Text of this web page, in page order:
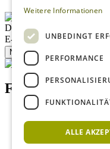
Description
E-Mail
Newsletter bestellen
Footer menu (DE)
Impressum
Weitere Informationen
UNBEDINGT
PERFORMANCE
ALLE